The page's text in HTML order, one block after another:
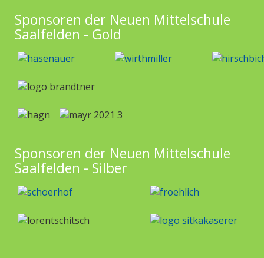
Sponsoren der Neuen Mittelschule
Saalfelden - Gold
Sponsoren der Neuen Mittelschule
Saalfelden - Silber